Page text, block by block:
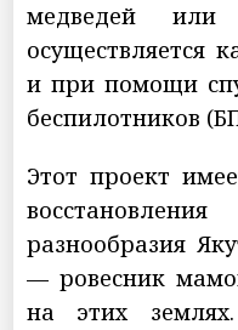
медведей или
осуществляется
и при помощи
беспилотников
Этот проект
разнообразия
— ровесник
на этих